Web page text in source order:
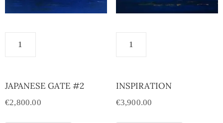
JAPANESE GATE #2
€2,800.00
INSPIRATION
€3,900.00